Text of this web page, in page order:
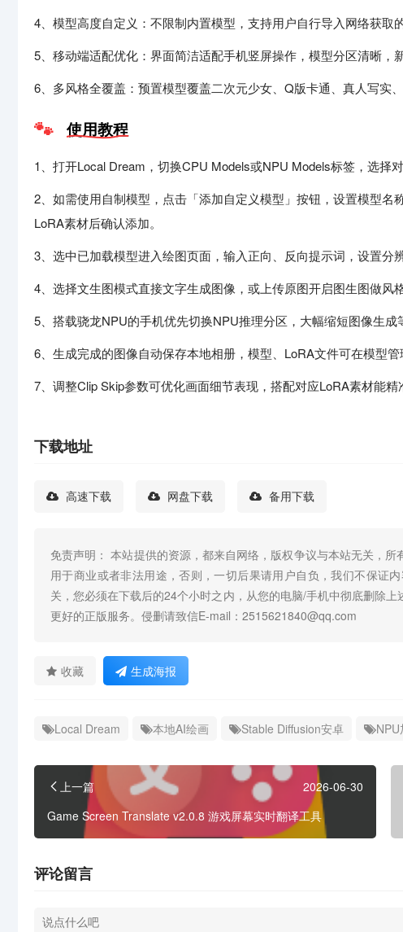
4、模型高度自定义：不限制内置模型，支持用户自行导入网络获取
5、移动端适配优化：界面简洁适配手机竖屏操作，模型分区清晰，
6、多风格全覆盖：预置模型覆盖二次元少女、Q版卡通、真人写实
使用教程
1、打开Local Dream，切换CPU Models或NPU Models标签，选择
2、如需使用自制模型，点击「添加自定义模型」按钮，设置模型
LoRA素材后确认添加。
3、选中已加载模型进入绘图页面，输入正向、反向提示词，设置分
4、选择文生图模式直接文字生成图像，或上传原图开启图生图做风
5、搭载骁龙NPU的手机优先切换NPU推理分区，大幅缩短图像生成
6、生成完成的图像自动保存本地相册，模型、LoRA文件可在模型管
7、调整Clip Skip参数可优化画面细节表现，搭配对应LoRA素材能精
下载地址
高速下载 网盘下载 备用下载
免责声明： 本站提供的资源，都来自网络，版权争议与本站无关，
用于商业或者非法用途，否则，一切后果请用户自负，我们不保证
关，您必须在下载后的24个小时之内，从您的电脑/手机中彻底删除
更好的正版服务。侵删请致信E-mail：2515621840@qq.com
收藏 生成海报
Local Dream 本地AI绘画 Stable Diffusion安卓
上一篇
2026-06-30
Game Screen Translate v2.0.8 游戏屏幕实时翻译工具
评论留言